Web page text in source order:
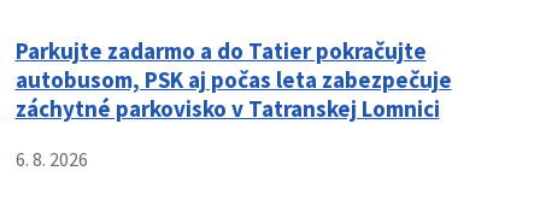
Parkujte zadarmo a do Tatier pokračujte
autobusom, PSK aj počas leta zabezpečuje
záchytné parkovisko v Tatranskej Lomnici
6. 8. 2026